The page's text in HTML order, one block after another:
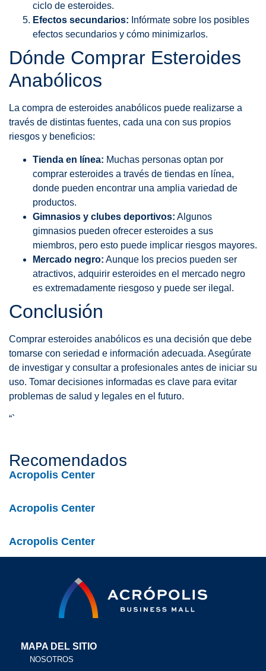
ciclo de esteroides.
Efectos secundarios: Infórmate sobre los posibles
efectos secundarios y cómo minimizarlos.
Dónde Comprar Esteroides
Anabólicos
La compra de esteroides anabólicos puede realizarse a
través de distintas fuentes, cada una con sus propios
riesgos y beneficios:
Tienda en línea: Muchas personas optan por
comprar esteroides a través de tiendas en línea,
donde pueden encontrar una amplia variedad de
productos.
Gimnasios y clubes deportivos: Algunos
gimnasios pueden ofrecer esteroides a sus
miembros, pero esto puede implicar riesgos mayores.
Mercado negro: Aunque los precios pueden ser
atractivos, adquirir esteroides en el mercado negro
es extremadamente riesgoso y puede ser ilegal.
Conclusión
Comprar esteroides anabólicos es una decisión que debe
tomarse con seriedad e información adecuada. Asegúrate
de investigar y consultar a profesionales antes de iniciar su
uso. Tomar decisiones informadas es clave para evitar
problemas de salud y legales en el futuro.
“`
Recomendados
Acropolis Center
Acropolis Center
Acropolis Center
MAPA DEL SITIO
NOSOTROS